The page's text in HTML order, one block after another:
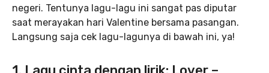
negeri. Tentunya lagu-lagu ini sangat pas diputar
saat merayakan hari Valentine bersama pasangan.
Langsung saja cek lagu-lagunya di bawah ini, ya!